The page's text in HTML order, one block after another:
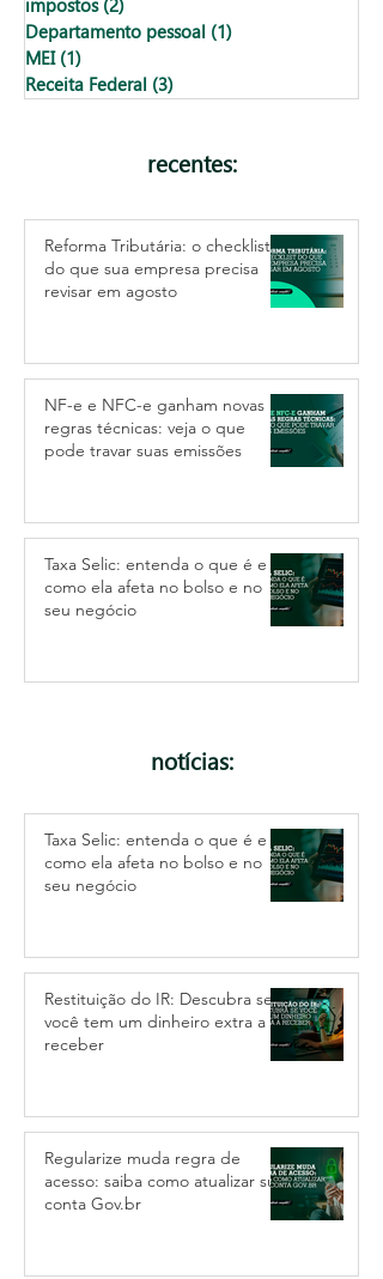
impostos (2)
Departamento pessoal (1)
MEI (1)
Receita Federal (3)
recentes:
Reforma Tributária: o checklist
do que sua empresa precisa
revisar em agosto
NF-e e NFC-e ganham novas
regras técnicas: veja o que
pode travar suas emissões
Taxa Selic: entenda o que é e
como ela afeta no bolso e no
seu negócio
notícias:
Taxa Selic: entenda o que é e
como ela afeta no bolso e no
seu negócio
Restituição do IR: Descubra se
você tem um dinheiro extra a
receber
Regularize muda regra de
acesso: saiba como atualizar sua
conta Gov.br